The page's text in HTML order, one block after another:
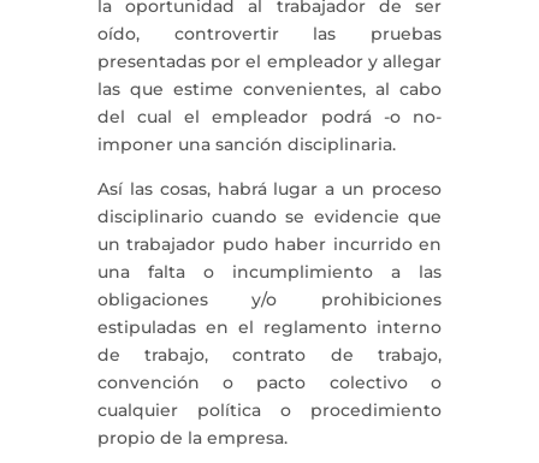
la oportunidad al trabajador de ser
oído, controvertir las pruebas
presentadas por el empleador y allegar
las que estime convenientes, al cabo
del cual el empleador podrá -o no-
imponer una sanción disciplinaria.
Así las cosas, habrá lugar a un proceso
disciplinario cuando se evidencie que
un trabajador pudo haber incurrido en
una falta o incumplimiento a las
obligaciones y/o prohibiciones
estipuladas en el reglamento interno
de trabajo, contrato de trabajo,
convención o pacto colectivo o
cualquier política o procedimiento
propio de la empresa.